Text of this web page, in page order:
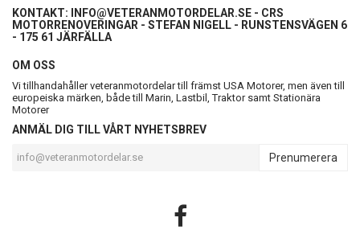
KONTAKT: INFO@VETERANMOTORDELAR.SE - CRS
MOTORRENOVERINGAR - STEFAN NIGELL - RUNSTENSVÄGEN 6
- 175 61 JÄRFÄLLA
OM OSS
Vi tillhandahåller veteranmotordelar till främst USA Motorer, men även till
europeiska märken, både till Marin, Lastbil, Traktor samt Stationära
Motorer
ANMÄL DIG TILL VÅRT NYHETSBREV
Prenumerera